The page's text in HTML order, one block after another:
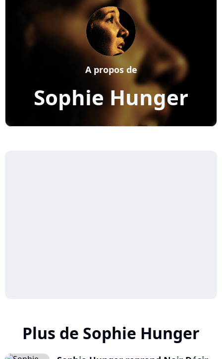
Sophie Hunger
A propos de
Plus de Sophie Hunger